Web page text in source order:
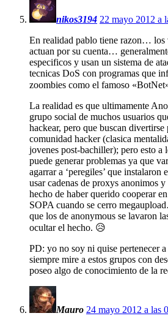
nikos3194 22 mayo 2012 a
En realidad pablo tiene razon… los
actuan por su cuenta…
especificos y usan un sistema de
tecnicas DoS con programas que
zoombies como el famoso
La realidad es que ultimamente
grupo social de muchos usuarios
hackear, pero que buscan divertirse
comunidad hacker (clasica
jovenes post-bachiller); pero esto a
puede generar problemas ya que
agarrar a ‘peregiles’ que instalaron
usar cadenas de proxys anonimos
hecho de haber querido cooperar
SOPA cuando se cerro
que los de anonymous se lavaron
ocultar el hecho. 😥
PD: yo no soy ni quise pertenecer
siempre mire a estos grupos con
poseo algo de conocimiento de la
Mauro 24 mayo 2012 a las